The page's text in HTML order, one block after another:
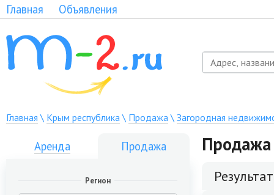
Главная Объявления
Главная \ Крым республика\ Продажа\ Загородная
Аренда Продажа
Регион
Продажа